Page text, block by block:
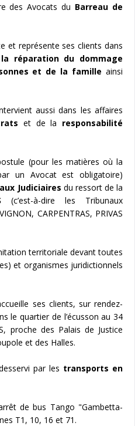
des Avocats du Barreau de
et représente ses clients dans
la réparation du dommage
et de la famille ainsi
aussi dans les affaires
et de la responsabilité
(pour les matières où la
un Avocat est obligatoire)
Judiciaires du ressort de la
(c’est-à-dire les Tribunaux
CARPENTRAS, PRIVAS
territoriale devant toutes
et organismes juridictionnels
ses clients, sur rendez-
le quartier de l’écusson au 34
proche des Palais de Justice
et des Halles.
par les transports en
de bus Tango "Gambetta-
T1, 10, 16 et 71.